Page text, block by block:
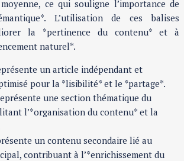
ce qui souligne l’importance de
L’utilisation de ces balises
la *pertinence du contenu* et à
naturel*.
un article indépendant et
pour la *lisibilité* et le *partage*.
une section thématique du
l’*organisation du contenu* et la
un contenu secondaire lié au
contribuant à l’*enrichissement du